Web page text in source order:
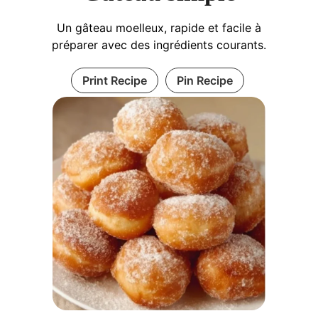
Un gâteau moelleux, rapide et facile à
préparer avec des ingrédients courants.
Print Recipe Pin Recipe